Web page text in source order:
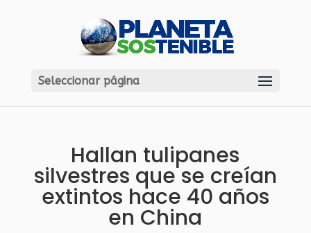
Seleccionar página
Hallan tulipanes
silvestres que se creían
extintos hace 40 años
en China